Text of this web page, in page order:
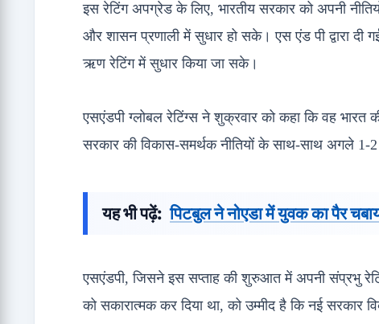
इस रेटिंग अपग्रेड के लिए, भारतीय सरकार को अपनी
और शासन प्रणाली में सुधार हो सके। एस एंड पी द्वारा दी
ऋण रेटिंग में सुधार किया जा सके।
एसएंडपी ग्लोबल रेटिंग्स ने शुक्रवार को कहा कि वह
सरकार की विकास-समर्थक नीतियों के साथ-साथ अगले 1-2
यह भी पढ़ें: पिटबुल ने नोएडा में युवक का पैर
एसएंडपी, जिसने इस सप्ताह की शुरुआत में अपनी संप्रभु
को सकारात्मक कर दिया था, को उम्मीद है कि नई सरकार